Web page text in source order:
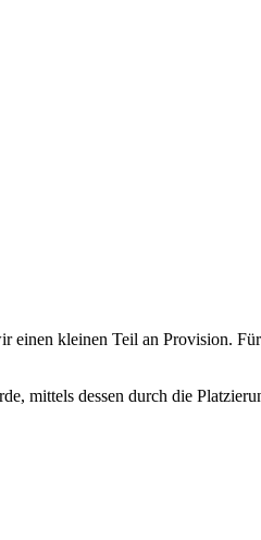
einen kleinen Teil an Provision.
mittels dessen durch die